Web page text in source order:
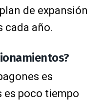
de expansión
cada año.
es
es poco tiempo